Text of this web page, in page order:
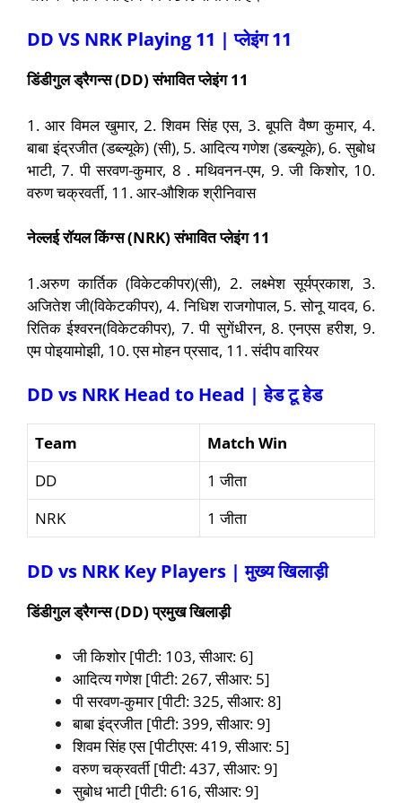
DD VS NRK Playing 11 |प्लेइंग11
डिंडीगुल ड्रैगन्स (DD) संभावित प्लेइंग 11
1. आर विमल खुमार, 2. शिवम सिंह एस, 3. बूपति वैष्ण कुमार, 4.
बाबा इंद्रजीत (डब्ल्यूके) (सी), 5. आदित्य गणेश (डब्ल्यूके), 6. सुबोध
भाटी, 7. पी सरवण-कुमार, 8 . मथिवनन-एम, 9. जी किशोर, 10.
वरुण चक्रवर्ती, 11. आर-औशिक श्रीनिवास
नेल्लई रॉयल किंग्स (NRK) संभावित प्लेइंग 11
1.अरुण कार्तिक (विकेटकीपर)(सी), 2. लक्ष्मेश सूर्यप्रकाश, 3.
अजितेश जी(विकेटकीपर), 4. निधिश राजगोपाल, 5. सोनू यादव, 6.
रितिक ईश्वरन(विकेटकीपर), 7. पी सुगेंधीरन, 8. एनएस हरीश, 9.
एम पोइयामोझी, 10. एस मोहन प्रसाद, 11. संदीप वारियर
DD vs NRK Head to Head | हेड टू हेड
Team
Match Win
DD
1 जीता
NRK
1 जीता
DD vs NRK Key Players | मुख्य खिलाड़ी
डिंडीगुल ड्रैगन्स (DD) प्रमुख खिलाड़ी
जी किशोर [पीटी: 103, सीआर: 6]
आदित्य गणेश [पीटी: 267, सीआर: 5]
पी सरवण-कुमार [पीटी: 325, सीआर: 8]
बाबा इंद्रजीत [पीटी: 399, सीआर: 9]
शिवम सिंह एस [पीटीएस: 419, सीआर: 5]
वरुण चक्रवर्ती [पीटी: 437, सीआर: 9]
सुबोध भाटी [पीटी: 616, सीआर: 9]